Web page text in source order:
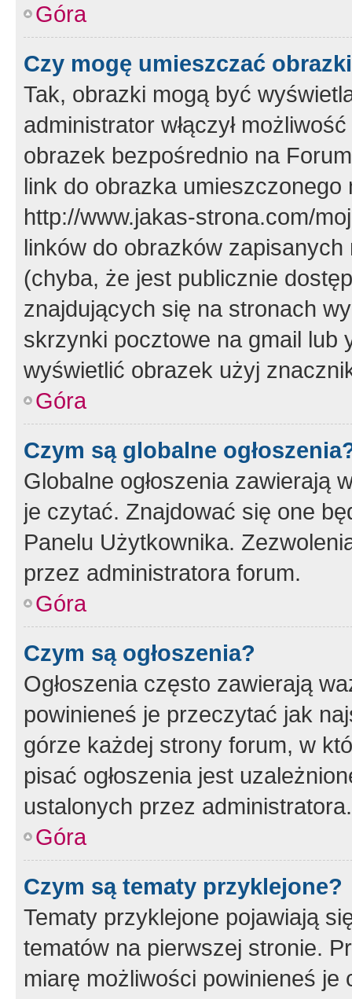
Góra
Czy mogę umieszczać
Tak, obrazki mogą być
administrator włączył
obrazek bezpośrednio na
link do obrazka
http://www.jakas-strona.com/
linków do obrazków
(chyba, że jest publicznie
znajdujących się na stronach
skrzynki pocztowe na gmail lub
wyświetlić obrazek użyj
Góra
Czym są globalne
Globalne ogłoszenia zawierają
je czytać. Znajdować się one
Panelu Użytkownika.
przez administratora forum.
Góra
Czym są ogłoszenia?
Ogłoszenia często zawierają
powinieneś je przeczytać jak
górze każdej strony forum, w
pisać ogłoszenia jest
ustalonych przez administratora.
Góra
Czym są tematy przyklejone?
Tematy przyklejone pojawiają
tematów na pierwszej stronie.
miarę możliwości powinieneś je